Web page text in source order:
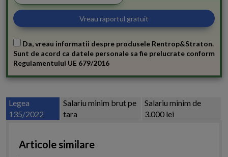
Da, vreau informatii despre produsele Rentrop&Straton.
Sunt de acord ca datele personale sa fie prelucrate conform
Regulamentului UE 679/2016
Legea
135/2022
Salariu minim brut pe
tara
Salariu minim de
3.000 lei
Articole similare